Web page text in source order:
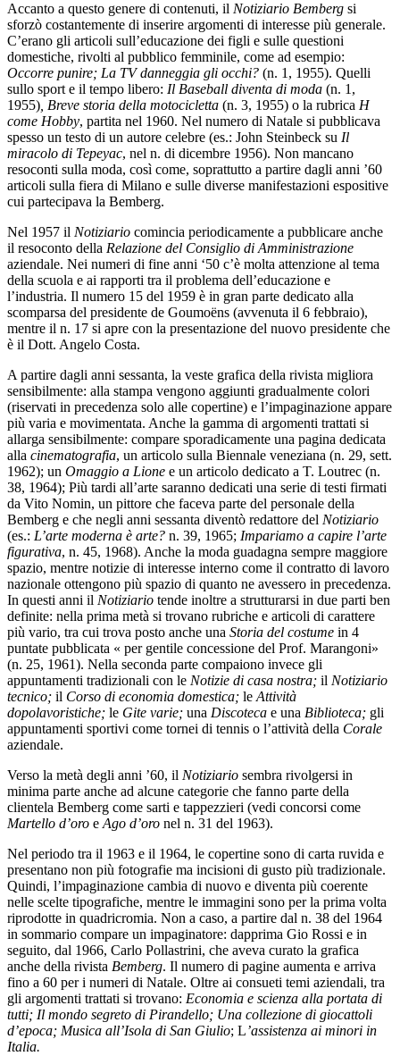
Accanto a questo genere di contenuti, il Notiziario Bemberg si
sforzò costantemente di inserire argomenti di interesse più generale.
C’erano gli articoli sull’educazione dei figli e sulle questioni
domestiche, rivolti al pubblico femminile, come ad esempio:
Occorre punire; La TV danneggia gli occhi? (n. 1, 1955). Quelli
sullo sport e il tempo libero: Il Baseball diventa di moda (n. 1,
1955) , Breve storia della motocicletta (n. 3, 1955) o la rubrica H
come Hobby, partita nel 1960. Nel numero di Natale si pubblicava
spesso un testo di un autore celebre (es.: John Steinbeck su Il
miracolo di Tepeyac, nel n. di dicembre 1956). Non mancano
resoconti sulla moda, così come, soprattutto a partire dagli anni ’60
articoli sulla fiera di Milano e sulle diverse manifestazioni espositive
cui partecipava la Bemberg.
Nel 1957 il Notiziario comincia periodicamente a pubblicare anche
il resoconto della Relazione del Consiglio di Amministrazione
aziendale. Nei numeri di fine anni ‘50 c’è molta attenzione al tema
della scuola e ai rapporti tra il problema dell’educazione e
l’industria. Il numero 15 del 1959 è in gran parte dedicato alla
scomparsa del presidente de Goumoëns (avvenuta il 6 febbraio),
mentre il n. 17 si apre con la presentazione del nuovo presidente che
è il Dott. Angelo Costa.
A partire dagli anni sessanta, la veste grafica della rivista migliora
sensibilmente: alla stampa vengono aggiunti gradualmente colori
(riservati in precedenza solo alle copertine) e l’impaginazione appare
più varia e movimentata. Anche la gamma di argomenti trattati si
allarga sensibilmente: compare sporadicamente una pagina dedicata
alla cinematografia, un articolo sulla Biennale veneziana (n. 29, sett.
1962); un Omaggio a Lione e un articolo dedicato a T. Loutrec (n.
38, 1964); Più tardi all’arte saranno dedicati una serie di testi firmati
da Vito Nomin, un pittore che faceva parte del personale della
Bemberg e che negli anni sessanta diventò redattore del Notiziario
(es.: L’arte moderna è arte? n. 39, 1965; Impariamo a capire l’arte
figurativa, n. 45, 1968). Anche la moda guadagna sempre maggiore
spazio, mentre notizie di interesse interno come il contratto di lavoro
nazionale ottengono più spazio di quanto ne avessero in precedenza.
In questi anni il Notiziario tende inoltre a strutturarsi in due parti ben
definite: nella prima metà si trovano rubriche e articoli di carattere
più vario, tra cui trova posto anche una Storia del costume in 4
puntate pubblicata « per gentile concessione del Prof. Marangoni»
(n. 25, 1961). Nella seconda parte compaiono invece gli
appuntamenti tradizionali con le Notizie di casa nostra; il Notiziario
tecnico; il Corso di economia domestica; le Attività
dopolavoristiche; le Gite varie; una Discoteca e una Biblioteca; gli
appuntamenti sportivi come tornei di tennis o l’attività della Corale
aziendale.
Verso la metà degli anni ’60, il Notiziario sembra rivolgersi in
minima parte anche ad alcune categorie che fanno parte della
clientela Bemberg come sarti e tappezzieri (vedi concorsi come
Martello d’oro e Ago d’oro nel n. 31 del 1963).
Nel periodo tra il 1963 e il 1964, le copertine sono di carta ruvida e
presentano non più fotografie ma incisioni di gusto più tradizionale.
Quindi, l’impaginazione cambia di nuovo e diventa più coerente
nelle scelte tipografiche, mentre le immagini sono per la prima volta
riprodotte in quadricromia. Non a caso, a partire dal n. 38 del 1964
in sommario compare un impaginatore: dapprima Gio Rossi e in
seguito, dal 1966, Carlo Pollastrini, che aveva curato la grafica
anche della rivista Bemberg. Il numero di pagine aumenta e arriva
fino a 60 per i numeri di Natale. Oltre ai consueti temi aziendali, tra
gli argomenti trattati si trovano: Economia e scienza alla portata di
tutti; Il mondo segreto di Pirandello; Una collezione di giocattoli
d’epoca; Musica all’Isola di San Giulio; L’assistenza ai minori in
Italia.